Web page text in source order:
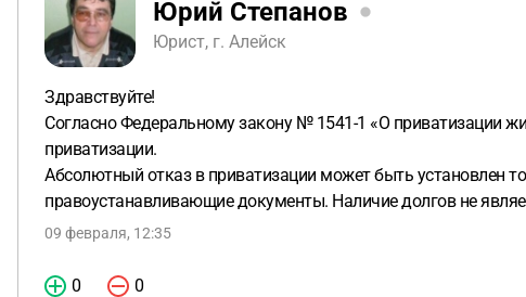
Юрий Степанов
Юрист, г. Алейск
Здравствуйте!
Согласно Федеральному закону № 1541-1 «О приватизации
приватизации.
Абсолютный отказ в приватизации может быть установлен
правоустанавливающие документы. Наличие долгов не
09 февраля, 12:35
0 0